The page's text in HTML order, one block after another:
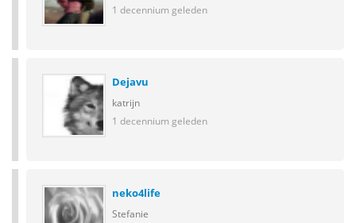
1 decennium geleden
Dejavu
katrijn
1 decennium geleden
neko4life
Stefanie